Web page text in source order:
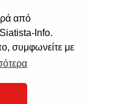
από
Siatista-Info.
συμφωνείτε με